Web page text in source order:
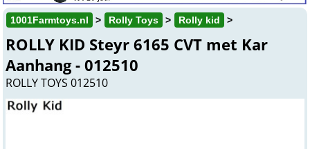
1001Farmtoys.nl Rolly Toys Rolly kid
ROLLY KID Steyr 6165 CVT met Kar
Aanhang - 012510
ROLLY TOYS 012510